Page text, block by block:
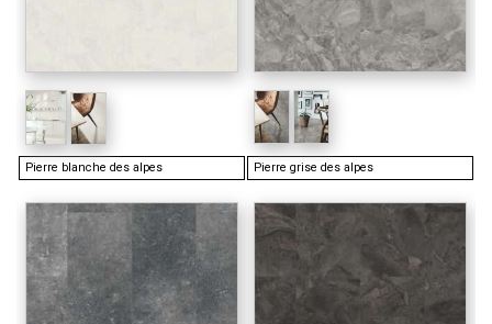
Pierre blanche des alpes Pierre grise des alpes